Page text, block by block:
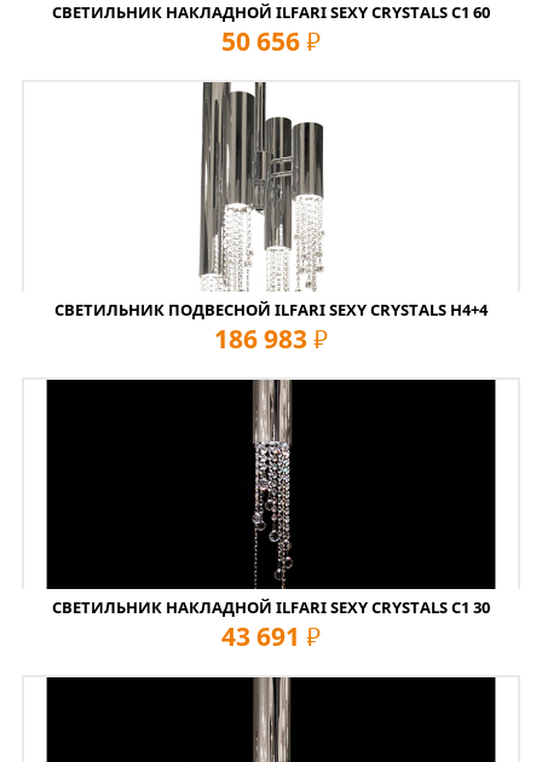
СВЕТИЛЬНИК НАКЛАДНОЙ ILFARI SEXY CRYSTALS C1 60
50 656 руб
СВЕТИЛЬНИК ПОДВЕСНОЙ ILFARI SEXY CRYSTALS H4+4
186 983 руб
СВЕТИЛЬНИК НАКЛАДНОЙ ILFARI SEXY CRYSTALS C1 30
43 691 руб